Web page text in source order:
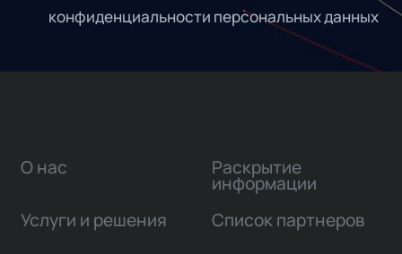
конфиденциальности персональных данных
О нас
Услуги и решения
Раскрытие
информации
Список партнеров